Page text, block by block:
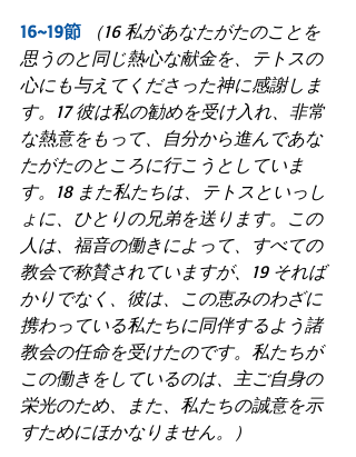
16~19節
（16 私があなたがたのことを
思うのと同じ熱心な献金を、テトスの
心にも与えてくださった神に感謝しま
す。17 彼は私の勧めを受け入れ、非常
な熱意をもって、自分から進んであな
たがたのところに行こうとしていま
す。18 また私たちは、テトスといっし
ょに、ひとりの兄弟を送ります。この
人は、福音の働きによって、すべての
教会で称賛されていますが、19 それば
かりでなく、彼は、この恵みのわざに
携わっている私たちに同伴するよう諸
教会の任命を受けたのです。私たちが
この働きをしているのは、主ご自身の
栄光のため、また、私たちの誠意を示
すためにほかなりません。）